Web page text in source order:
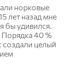
норковые
лет назад мне
бы удивился.
Порядка 40 %
создали целый